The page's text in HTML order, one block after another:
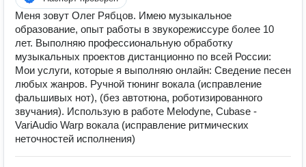
Меня зовут Олег Рябцов. Имею музыкальное
образование, опыт работы в звукорежиссуре более 10
лет. Выполняю профессиональную обработку
музыкальных проектов дистанционно по всей России:
Мои услуги, которые я выполняю онлайн: Сведение песен
любых жанров. Ручной тюнинг вокала (исправление
фальшивых нот), (без автотюна, роботизированного
звучания). Использую в работе Melodyne, Cubase -
VariAudio Warp вокала (исправление ритмических
неточностей исполнения)